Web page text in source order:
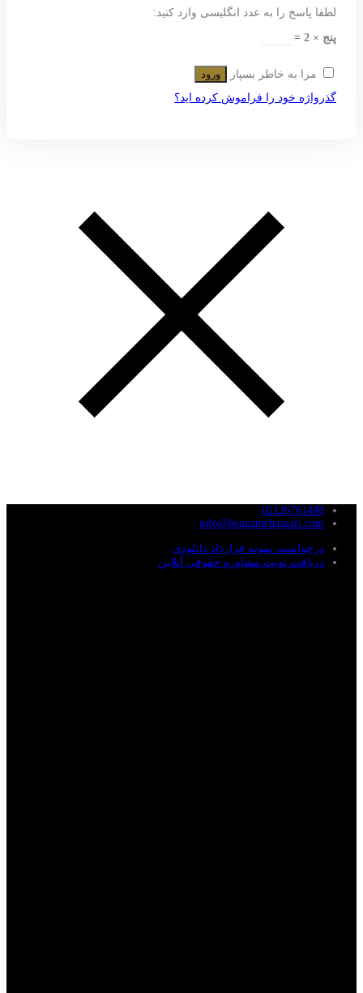
لطفا پاسخ را به عدد انگلیسی وارد کنید:
پنج × 2 =
مرا به خاطر بسپار
ورود
گذرواژه خود را فراموش کرده اید؟
02126761488
info@hengamehasgari.com
درخواست نمونه قرارداد دانلودی
دریافت نوبت مشاوره حقوقی آنلاین